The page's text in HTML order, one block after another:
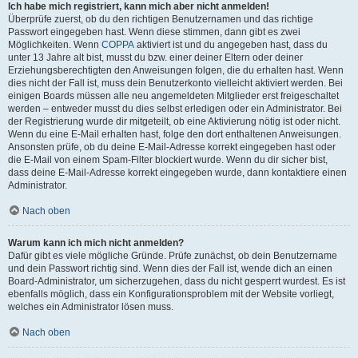
Ich habe mich registriert, kann mich aber nicht anmelden!
Überprüfe zuerst, ob du den richtigen Benutzernamen und das richtige
Passwort eingegeben hast. Wenn diese stimmen, dann gibt es zwei
Möglichkeiten. Wenn COPPA aktiviert ist und du angegeben hast, dass du
unter 13 Jahre alt bist, musst du bzw. einer deiner Eltern oder deiner
Erziehungsberechtigten den Anweisungen folgen, die du erhalten hast. Wenn
dies nicht der Fall ist, muss dein Benutzerkonto vielleicht aktiviert werden. Bei
einigen Boards müssen alle neu angemeldeten Mitglieder erst freigeschaltet
werden – entweder musst du dies selbst erledigen oder ein Administrator. Bei
der Registrierung wurde dir mitgeteilt, ob eine Aktivierung nötig ist oder nicht.
Wenn du eine E-Mail erhalten hast, folge den dort enthaltenen Anweisungen.
Ansonsten prüfe, ob du deine E-Mail-Adresse korrekt eingegeben hast oder
die E-Mail von einem Spam-Filter blockiert wurde. Wenn du dir sicher bist,
dass deine E-Mail-Adresse korrekt eingegeben wurde, dann kontaktiere einen
Administrator.
Nach oben
Warum kann ich mich nicht anmelden?
Dafür gibt es viele mögliche Gründe. Prüfe zunächst, ob dein Benutzername
und dein Passwort richtig sind. Wenn dies der Fall ist, wende dich an einen
Board-Administrator, um sicherzugehen, dass du nicht gesperrt wurdest. Es ist
ebenfalls möglich, dass ein Konfigurationsproblem mit der Website vorliegt,
welches ein Administrator lösen muss.
Nach oben